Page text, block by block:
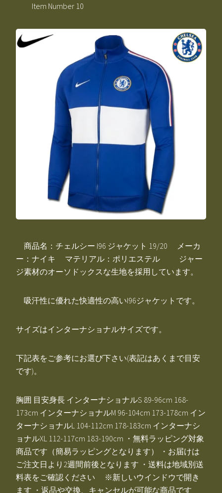
Item Number 10
商品名：チェルシー I96 ジャケット 19/20 メーカ
ー：ナイキ マテリアル：ポリエステル ジャー
ジ素材のオーソドックスな生地を採用しています。
吸汗性に優れた快適性の高いI96ジャケットです。
サイズはインターナショナルサイズです。
下記表をご参考にお選び下さい(表記はあくまで目安
です)。
胸囲 目安身長 インターナショナルS 89-96cm 168-
173cm インターナショナルM 96-104cm 173-178cm イン
ターナショナルL 104-112cm 178-183cm インターナシ
ョナルXL 112-117cm 183-190cm ・無料ラッピング対象
商品です（簡易ラッピングとなります） ・お届けは
ご注文日より2週間前後となります ・送料は地域別送
料表をご確認ください ※新しいウインドウで開き
ます ・返品や交換、キャンセルが可能な商品です